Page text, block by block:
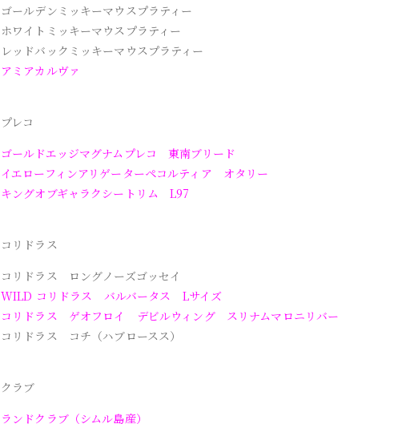
ゴールデンミッキーマウスプラティー
ホワイトミッキーマウスプラティー
レッドバックミッキーマウスプラティー
アミアカルヴァ
プレコ
ゴールドエッジマグナムプレコ 東南ブリード
イエローフィンアリゲーターペコルティア オタリー
キングオブギャラクシートリム L97
コリドラス
コリドラス ロングノーズゴッセイ
WILD コリドラス バルバータス Lサイズ
コリドラス ゲオフロイ デビルウィング スリナムマロニリバー
コリドラス コチ（ハブロースス）
クラブ
ランドクラブ（シムル島産）